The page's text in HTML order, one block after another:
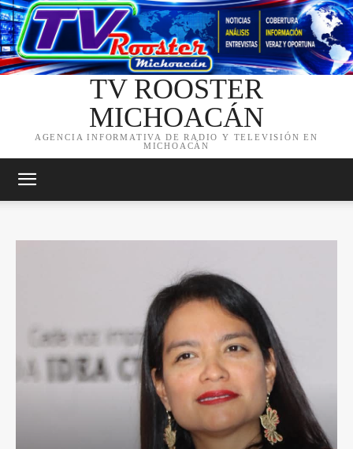
TV ROOSTER
MICHOACÁN
AGENCIA INFORMATIVA DE RADIO Y TELEVISIÓN EN
MICHOACÁN